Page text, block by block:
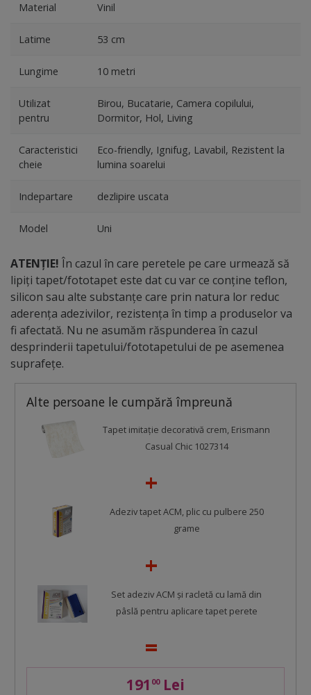
Material Vinil
Latime 53 cm
Lungime 10 metri
Utilizat
pentru
Birou, Bucatarie, Camera copilului,
Dormitor, Hol, Living
Caracteristici
cheie
Eco-friendly, Ignifug, Lavabil, Rezistent la
lumina soarelui
Indepartare dezlipire uscata
Model Uni
ATENȚIE! În cazul în care peretele pe care urmează să
lipiți tapet/fototapet este dat cu var ce conține teflon,
silicon sau alte substanțe care prin natura lor reduc
aderența adezivilor, rezistența în timp a produselor va
fi afectată. Nu ne asumăm răspunderea în cazul
desprinderii tapetului/fototapetului de pe asemenea
suprafețe.
Alte persoane le cumpără împreună
Tapet imitaţie decorativă crem, Erismann
Casual Chic 1027314
Adeziv tapet ACM, plic cu pulbere 250
grame
Set adeziv ACM şi racletă cu lamă din
pâslă pentru aplicare tapet perete
191 00Lei